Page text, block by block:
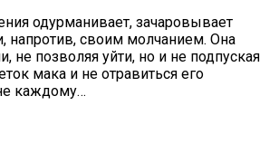
одурманивает, зачаровывает
напротив, своим молчанием. Она
не позволяя уйти, но и не подпуская
мака и не отравиться его
каждому…